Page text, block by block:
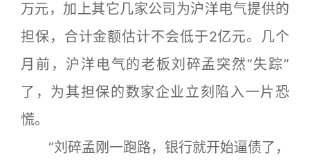
万元，加上其它几家公司为沪洋电气提供的
担保，合计金额估计不会低于2亿元。几个
月前，沪洋电气的老板刘碎孟突然“失踪”
了，为其担保的数家企业立刻陷入一片恐
慌。
“刘碎孟刚一跑路，银行就开始逼债了，